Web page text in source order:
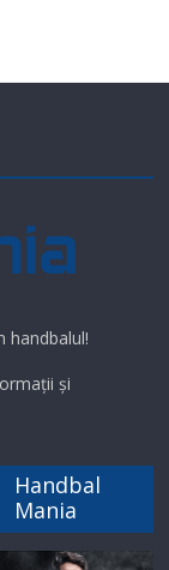
handbalul!
și
Handbal
Mania